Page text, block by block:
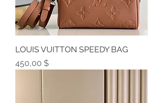
LOUIS VUITTON SPEEDY BAG
Preis
450,00 $